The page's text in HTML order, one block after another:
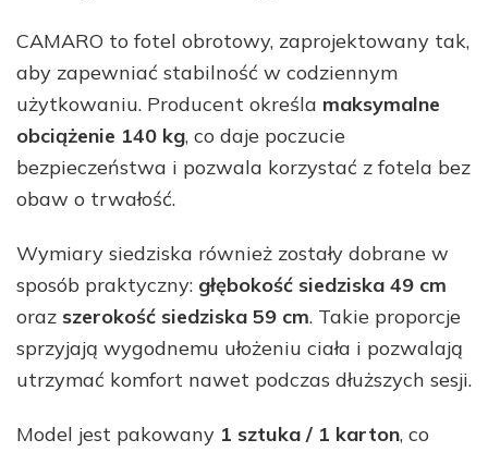
CAMARO to fotel obrotowy, zaprojektowany tak,
aby zapewniać stabilność w codziennym
użytkowaniu. Producent określa maksymalne
obciążenie 140 kg, co daje poczucie
bezpieczeństwa i pozwala korzystać z fotela bez
obaw o trwałość.
Wymiary siedziska również zostały dobrane w
sposób praktyczny: głębokość siedziska 49 cm
oraz szerokość siedziska 59 cm. Takie proporcje
sprzyjają wygodnemu ułożeniu ciała i pozwalają
utrzymać komfort nawet podczas dłuższych sesji.
Model jest pakowany 1 sztuka / 1 karton, co